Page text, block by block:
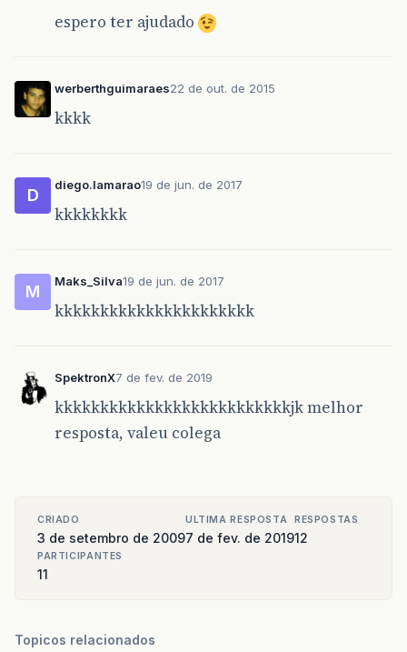
espero ter ajudado
werberthguimaraes22 de out. de 2015
kkkk
D
diego.lamarao19 de jun. de 2017
kkkkkkkk
M
Maks_Silva19 de jun. de 2017
kkkkkkkkkkkkkkkkkkkkkk
SpektronX7 de fev. de 2019
kkkkkkkkkkkkkkkkkkkkkkkkkkjk melhor
resposta, valeu colega
CRIADO
3 de setembro de 2009
ULTIMA RESPOSTA
7 de fev. de 2019
RESPOSTAS
12
PARTICIPANTES
11
Topicos relacionados